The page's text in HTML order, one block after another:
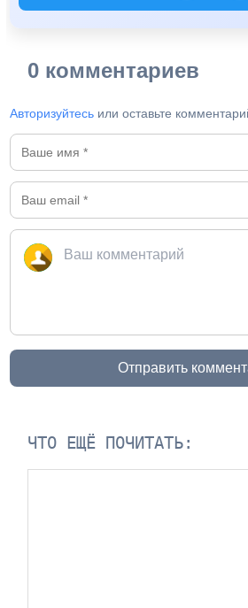
0 комментариев
Авторизуйтесь или оставьте
Отправить
ЧТО ЕЩЁ ПОЧИТАТЬ: